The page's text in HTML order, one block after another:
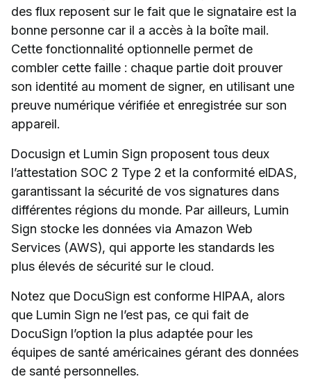
des flux reposent sur le fait que le signataire est la
bonne personne car il a accès à la boîte mail.
Cette fonctionnalité optionnelle permet de
combler cette faille : chaque partie doit prouver
son identité au moment de signer, en utilisant une
preuve numérique vérifiée et enregistrée sur son
appareil.
Docusign et Lumin Sign proposent tous deux
l’attestation SOC 2 Type 2 et la conformité eIDAS,
garantissant la sécurité de vos signatures dans
différentes régions du monde. Par ailleurs, Lumin
Sign stocke les données via Amazon Web
Services (AWS), qui apporte les standards les
plus élevés de sécurité sur le cloud.
Notez que DocuSign est conforme HIPAA, alors
que Lumin Sign ne l’est pas, ce qui fait de
DocuSign l’option la plus adaptée pour les
équipes de santé américaines gérant des données
de santé personnelles.